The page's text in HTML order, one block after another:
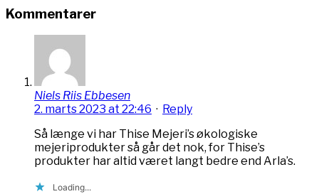
Kommentarer
Niels Riis Ebbesen
2. marts 2023 at 22:46 · Reply
Så længe vi har Thise Mejeri’s økologiske
mejeriprodukter så går det nok, for Thise’s
produkter har altid været langt bedre end Arla’s.
Loading...